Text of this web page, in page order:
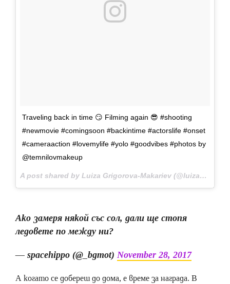
Traveling back in time 😏 Filming again 😎 #shooting
#newmovie #comingsoon #backintime #actorslife #onset
#cameraaction #lovemylife #yolo #goodvibes #photos by
@temnilovmakeup
A post shared by Luiza Grigorova-Makariev (@luiza_grigorova_makariev) on
Ако замеря някой със сол, дали ще стопя
ледовете по между ни?
— spacehippo (@_bgmot) November 28, 2017
А когато се добереш до дома, е време за награда. В